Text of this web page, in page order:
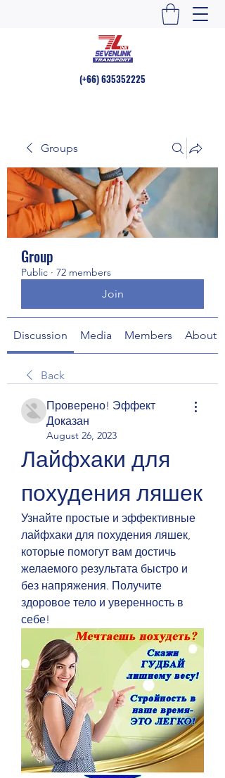
(+66)635352225
Groups
Group
Public · 72 members
Join
Discussion Media Members About
Back
Проверено! Эффект
Доказан
August 26, 2023
Лайфхаки для
похудения ляшек
Узнайте простые и эффективные
лайфхаки для похудения ляшек,
которые помогут вам достичь
желаемого результата быстро и
без напряжения. Получите
здоровое тело и уверенность в
себе!